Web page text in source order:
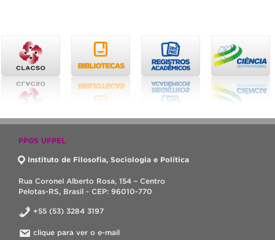
PPGS UFPEL
Instituto de Filosofia, Sociologia e Política
Rua Coronel Alberto Rosa, 154 – Centro
Pelotas-RS, Brasil - CEP: 96010-770
+55 (53) 3284 3197
clique para ver o e-mail